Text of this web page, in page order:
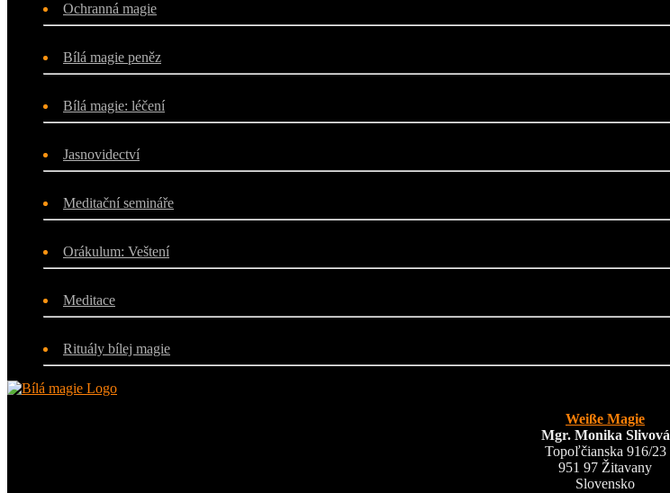
Ochranná magie
Bílá magie peněz
Bílá magie: léčení
Jasnovidectví
Meditační semináře
Orákulum: Veštení
Meditace
Rituály bílej magie
Weiße Magie
Mgr. Monika Slivová
Topoľčianska 916/23
951 97 Žitavany
Slovensko